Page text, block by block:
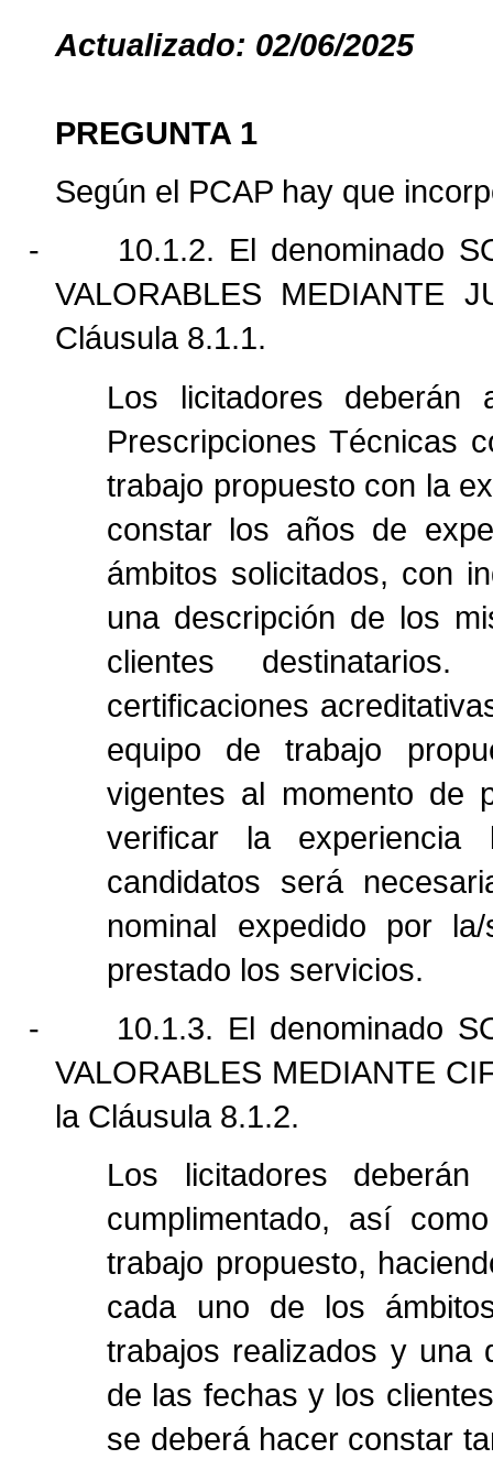
Actualizado: 02/06/2025
PREGUNTA 1
Según el PCAP hay que
-
10.1.2. El denominado
VALORABLES MEDIANTE
Cláusula 8.1.1.
Los licitadores
Prescripciones Técnicas
trabajo propuesto con la
constar los años de
ámbitos solicitados, con
una descripción de los
clientes
certificaciones
equipo de trabajo
vigentes al momento de
verificar la experiencia
candidatos será
nominal expedido por
prestado los servicios.
-
10.1.3. El denominado
VALORABLES MEDIANTE
la Cláusula 8.1.2.
Los licitadores
cumplimentado, así
trabajo propuesto,
cada uno de los
trabajos realizados y una
de las fechas y los
se deberá hacer constar